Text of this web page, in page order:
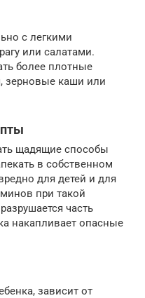
с легкими
или салатами.
более плотные
зерновые каши или
щадящие способы
в собственном
для детей и для
при такой
часть
накапливает опасные
зависит от